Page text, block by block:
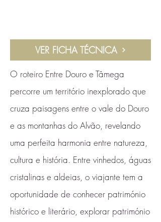
VER FICHA TÉCNICA
O roteiro Entre Douro e Tâmega
percorre um território inexplorado que
cruza paisagens entre o vale do Douro
e as montanhas do Alvão, revelando
uma perfeita harmonia entre natureza,
cultura e história. Entre vinhedos, águas
cristalinas e aldeias, o viajante tem a
oportunidade de conhecer património
histórico e literário, explorar património